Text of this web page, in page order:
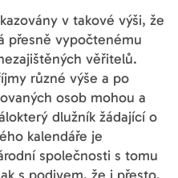
v takové výši, že
přesně vypočtenému
věřitelů.
různé výše a po
osob mohou a
dlužník žádající o
kalendáře je
společnosti s tomu